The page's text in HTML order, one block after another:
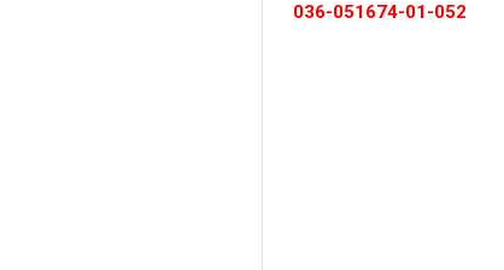
036-051674-01-052